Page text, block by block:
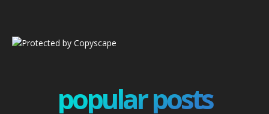
popular posts